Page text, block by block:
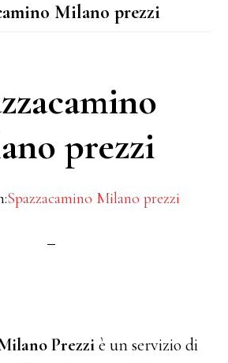
Milano prezzi
prezzi
Spazzacamino Milano prezzi
Prezziè un servizio di